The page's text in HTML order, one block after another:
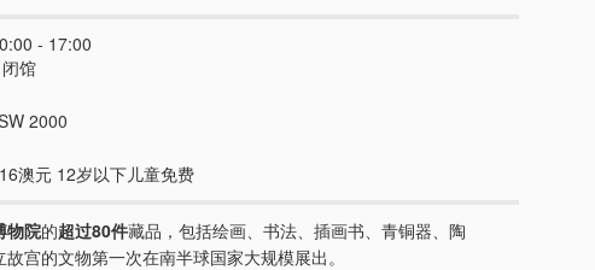
- 17:00
馆
2000
澳元 12岁以下儿童免费
物院的超过80件藏品，包括绘画、书法、插画书、青铜器、陶
宫的文物第一次在南半球国家大规模展出。